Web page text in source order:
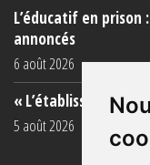
L’éducatif en
annoncés
6 août 2026
« L’établissement
5 août 2026